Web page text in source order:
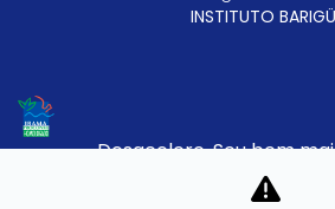
INSTITUTO
Desacelere. Seu bem